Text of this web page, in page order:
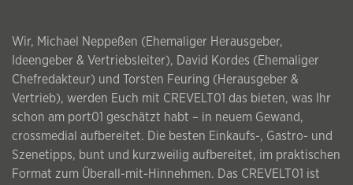
Wir, Michael Neppeßen (Ehemaliger Herausgeber,
Ideengeber & Vertriebsleiter), David Kordes (Ehemaliger
Chefredakteur) und Torsten Feuring (Herausgeber &
Vertrieb), werden Euch mit CREVELT01 das bieten, was Ihr
schon am port01 geschätzt habt – in neuem Gewand,
crossmedial aufbereitet. Die besten Einkaufs-, Gastro- und
Szenetipps, bunt und kurzweilig aufbereitet, im praktischen
Format zum Überall-mit-Hinnehmen. Das CREVELT01 ist